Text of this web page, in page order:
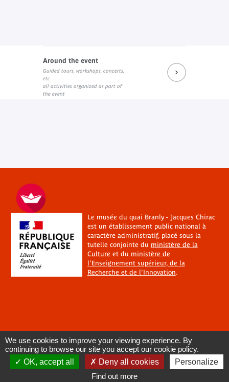
Around the event
Guided tours, workshops, concerts,
etc.
all activities organized as part of
the event
Le musée du quai Branly - Jacques Chirac
est un établissement public national à
caractère administratif, placé sous la
tutelle conjointe du ministère de la
Cultureet du ministère de
l'Enseignement supérieur, de la
Recherche et de l'Innovation.
We use cookies to improve your viewing experience. By
continuing to browse our site you accept our cookie policy.
OK, accept all
Deny all cookies
Personalize
Find out more